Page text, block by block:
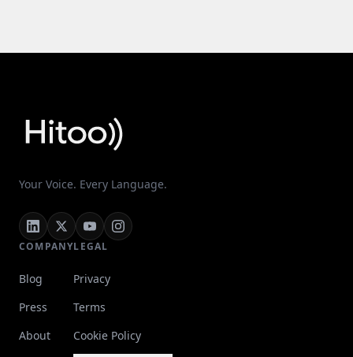
Your Voice. Every Language.
COMPANY
Blog
Press
About
LEGAL
Privacy
Terms
Cookie Policy